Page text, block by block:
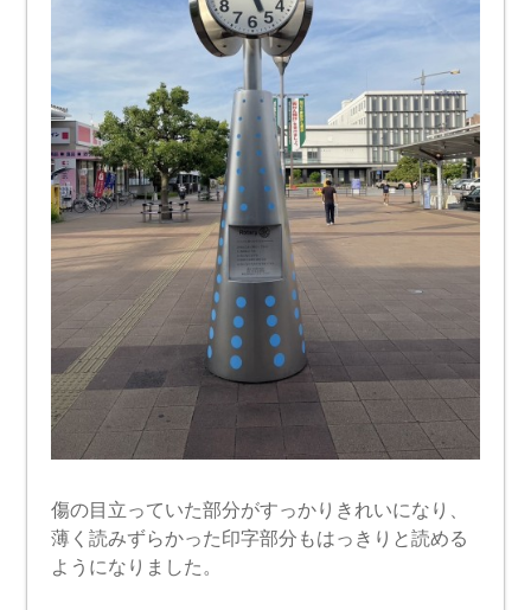
傷の目立っていた部分がすっかりきれいになり、
薄く読みずらかった印字部分もはっきりと読める
ようになりました。